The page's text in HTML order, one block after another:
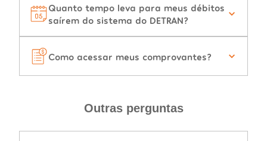
Quanto tempo leva para meus débitos
saírem do sistema do DETRAN?
Como acessar meus comprovantes?
Outras perguntas